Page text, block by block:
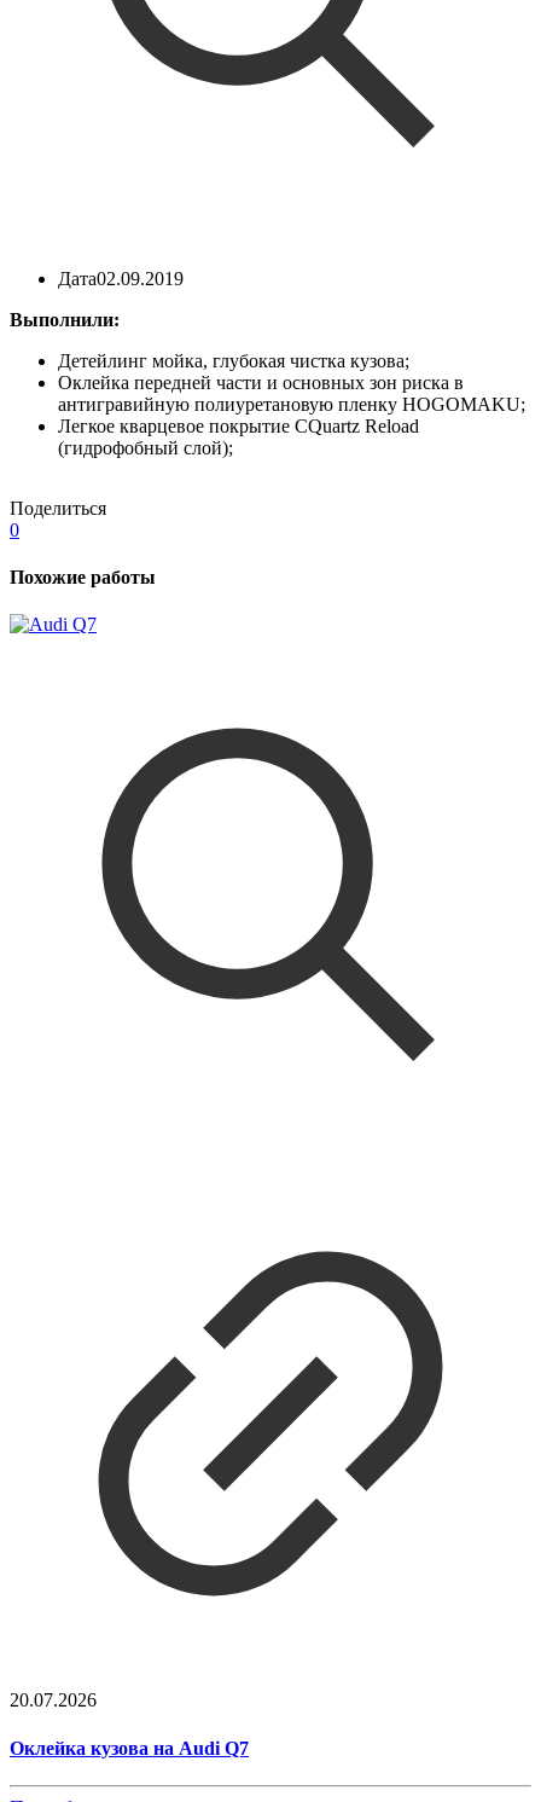
Дата02.09.2019
Выполнили:
Детейлинг мойка, глубокая чистка кузова;
Оклейка передней части и основных зон риска в
антигравийную полиуретановую пленку HOGOMAKU;
Легкое кварцевое покрытие CQuartz Reload
(гидрофобный слой);
Поделиться
0
Похожие работы
20.07.2026
Оклейка кузова на Audi Q7